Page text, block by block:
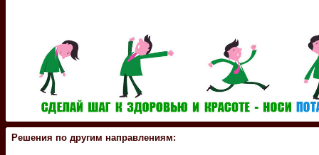
Решения по другим направлениям: